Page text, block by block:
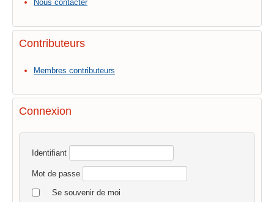
Nous contacter
Contributeurs
Membres contributeurs
Connexion
Identifiant
Mot de passe
Se souvenir de moi